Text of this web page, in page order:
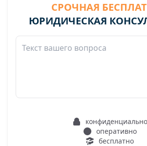
СРОЧНАЯ
ЮРИДИЧЕСКАЯ
конфиденциально
оперативно
бесплатно